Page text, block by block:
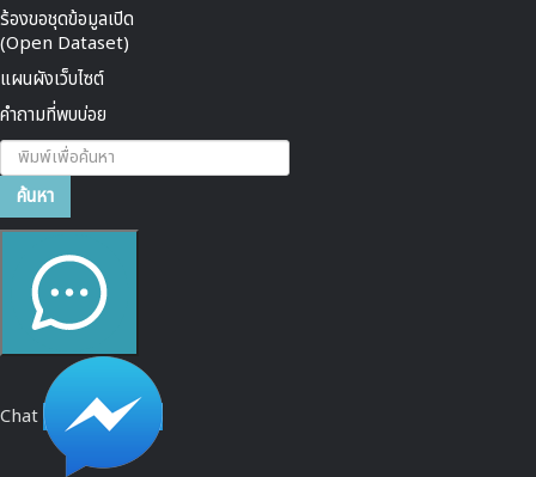
ร้องขอชุดข้อมูลเปิด
(Open Dataset)
แผนผังเว็บไซต์
คำถามที่พบบ่อย
ค้นหา...
ค้นหา
Chat